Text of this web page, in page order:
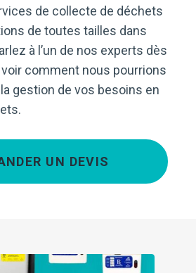
de collecte de déchets
de toutes tailles dans
à l’un de nos experts dès
voir comment nous pourrions
gestion de vos besoins en
UN DEVIS